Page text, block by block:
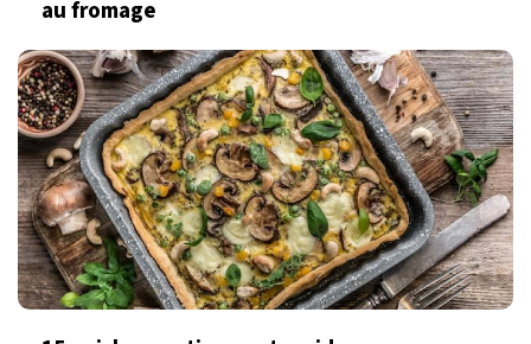
au fromage